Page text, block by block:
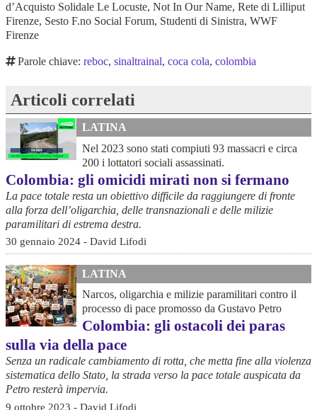
d’Acquisto Solidale Le Locuste, Not In Our Name, Rete di Lilliput
Firenze, Sesto F.no Social Forum, Studenti di Sinistra, WWF
Firenze
Parole chiave:reboc,sinaltrainal,coca cola,colombia
Articoli correlati
LATINA
Nel 2023 sono stati compiuti 93 massacri e circa
200 i lottatori sociali assassinati.
Colombia: gli omicidi mirati non si fermano
La pace totale resta un obiettivo difficile da raggiungere di fronte
alla forza dell’oligarchia, delle transnazionali e delle milizie
paramilitari di estrema destra.
30 gennaio 2024 - David Lifodi
LATINA
Narcos, oligarchia e milizie paramilitari contro il
processo di pace promosso da Gustavo Petro
Colombia: gli ostacoli dei paras
sulla via della pace
Senza un radicale cambiamento di rotta, che metta fine alla violenza
sistematica dello Stato, la strada verso la pace totale auspicata da
Petro resterà impervia.
9 ottobre 2023 - David Lifodi